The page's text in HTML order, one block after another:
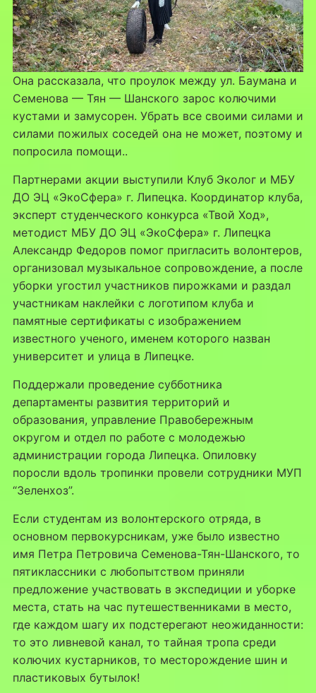
Она рассказала, что проулок между ул. Баумана и
Семенова — Тян — Шанского зарос колючими
кустами и замусорен. Убрать все своими силами и
силами пожилых соседей она не может, поэтому и
попросила помощи..
Партнерами акции выступили Клуб Эколог и МБУ
ДО ЭЦ «ЭкоСфера» г. Липецка. Координатор клуба,
эксперт студенческого конкурса «Твой Ход»,
методист МБУ ДО ЭЦ «ЭкоСфера» г. Липецка
Александр Федоров помог пригласить волонтеров,
организовал музыкальное сопровождение, а после
уборки угостил участников пирожками и раздал
участникам наклейки с логотипом клуба и
памятные сертификаты с изображением
известного ученого, именем которого назван
университет и улица в Липецке.
Поддержали проведение субботника
департаменты развития территорий и
образования, управление Правобережным
округом и отдел по работе с молодежью
администрации города Липецка. Опиловку
поросли вдоль тропинки провели сотрудники МУП
“Зеленхоз”.
Если студентам из волонтерского отряда, в
основном первокурсникам, уже было известно
имя Петра Петровича Семенова-Тян-Шанского, то
пятиклассники с любопытством приняли
предложение участвовать в экспедиции и уборке
места, стать на час путешественниками в место,
где каждом шагу их подстерегают неожиданности:
то это ливневой канал, то тайная тропа среди
колючих кустарников, то месторождение шин и
пластиковых бутылок!